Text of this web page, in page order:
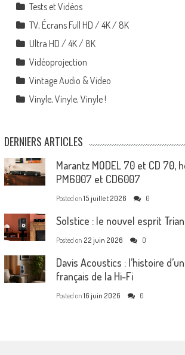
Tests et Vidéos
TV, Écrans Full HD / 4K / 8K
Ultra HD / 4K / 8K
Vidéoprojection
Vintage Audio & Video
Vinyle, Vinyle, Vinyle !
DERNIERS ARTICLES
Marantz MODEL 70 et CD 70,
PM6007 et CD6007
Posted on 15 juillet 2026 0
Solstice : le nouvel esprit
Posted on 22 juin 2026 0
Davis Acoustics : l’histoire
français de la Hi-Fi
Posted on 16 juin 2026 0